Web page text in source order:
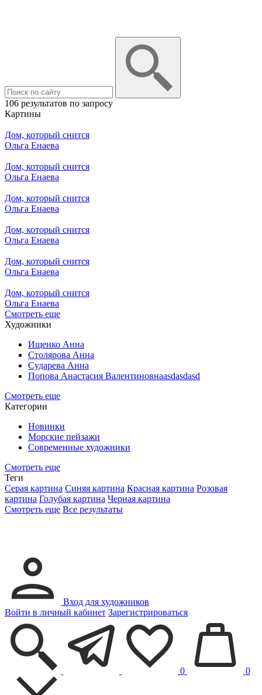
106 результатов по запросу
Картины
Дом, который снится
Ольга Енаева
Дом, который снится
Ольга Енаева
Дом, который снится
Ольга Енаева
Дом, который снится
Ольга Енаева
Дом, который снится
Ольга Енаева
Дом, который снится
Ольга Енаева
Смотреть еще
Художники
Ищенко Анна
Столярова Анна
Сударева Анна
Попова Анастасия Валентиновнаasdasdasd
Смотреть еще
Категории
Новинки
Морские пейзажи
Современные художники
Смотреть еще
Теги
Серая картина Синяя картина Красная картина Розовая
картина Голубая картина Черная картина
Смотреть еще Все результаты
Вход для художников
Войти в личный кабинет Зарегистрироваться
0 0